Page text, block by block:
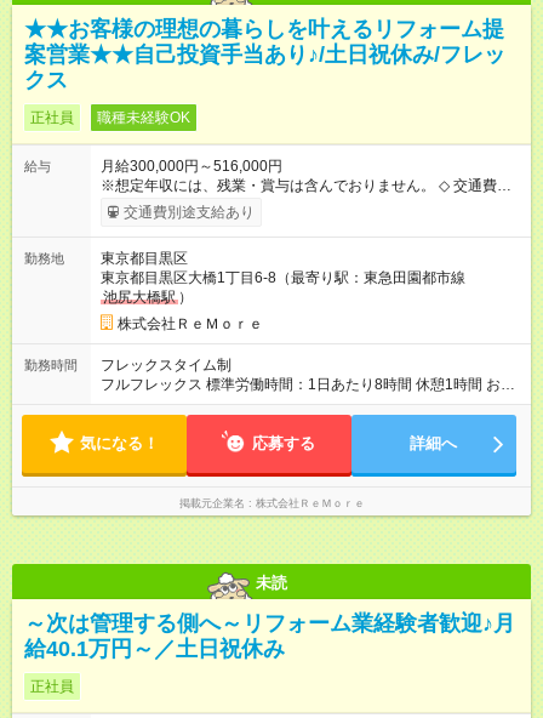
★★お客様の理想の暮らしを叶えるリフォーム提
案営業★★自己投資手当あり♪/土日祝休み/フレッ
クス
正社員 職種未経験OK
給与
月給300,000円～516,000円
※想定年収には、残業・賞与は含んでおりません。 ◇ 交通費全
額支給 ◇ 時間外手当 ◇ 資格手当 ◇ 役職手当 ◇ 給与改定年2回
◇ 表彰年1回 ◇ 賞与年2回 ※業績による 【試用期間】試用期間
です。
交通費別途支給あり
勤務地
東京都目黒区
東京都目黒区大橋1丁目6-8（最寄り駅：東急田園都市線
池尻大橋駅 ）
株式会社ＲｅＭｏｒｅ
勤務時間
フレックスタイム制
フルフレックス 標準労働時間：1日あたり8時間 休憩1時間 お客
様対応や現場の予定に合わせた 効率的なスケジューリングや、
す！
気になる！ 応募する 詳細へ
掲載元企業名 株式会社ＲｅＭｏｒｅ
未読
～次は管理する側へ～リフォーム業経験者歓迎♪月
給40.1万円～／土日祝休み
正社員